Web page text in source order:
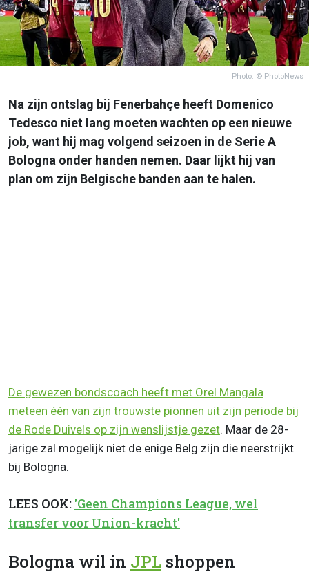
Photo: © PhotoNews
Na zijn ontslag bij Fenerbahçe heeft Domenico
Tedesco niet lang moeten wachten op een nieuwe
job, want hij mag volgend seizoen in de Serie A
Bologna onder handen nemen. Daar lijkt hij van
plan om zijn Belgische banden aan te halen.
De gewezen bondscoach heeft met Orel Mangala
meteen één van zijn trouwste pionnen uit zijn periode bij
de Rode Duivels op zijn wenslijstje gezet. Maar de 28-
jarige zal mogelijk niet de enige Belg zijn die neerstrijkt
bij Bologna.
LEES OOK: 'Geen Champions League, wel
transfer voor Union-kracht'
Bologna wil in JPL shoppen